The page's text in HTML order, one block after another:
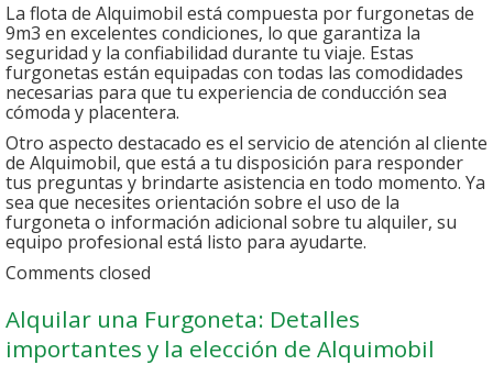
La flota de Alquimobil está compuesta por furgonetas de
9m3 en excelentes condiciones, lo que garantiza la
seguridad y la confiabilidad durante tu viaje. Estas
furgonetas están equipadas con todas las comodidades
necesarias para que tu experiencia de conducción sea
cómoda y placentera.
Otro aspecto destacado es el servicio de atención al cliente
de Alquimobil, que está a tu disposición para responder
tus preguntas y brindarte asistencia en todo momento. Ya
sea que necesites orientación sobre el uso de la
furgoneta o información adicional sobre tu alquiler, su
equipo profesional está listo para ayudarte.
Comments closed
Alquilar una Furgoneta: Detalles
importantes y la elección de Alquimobil